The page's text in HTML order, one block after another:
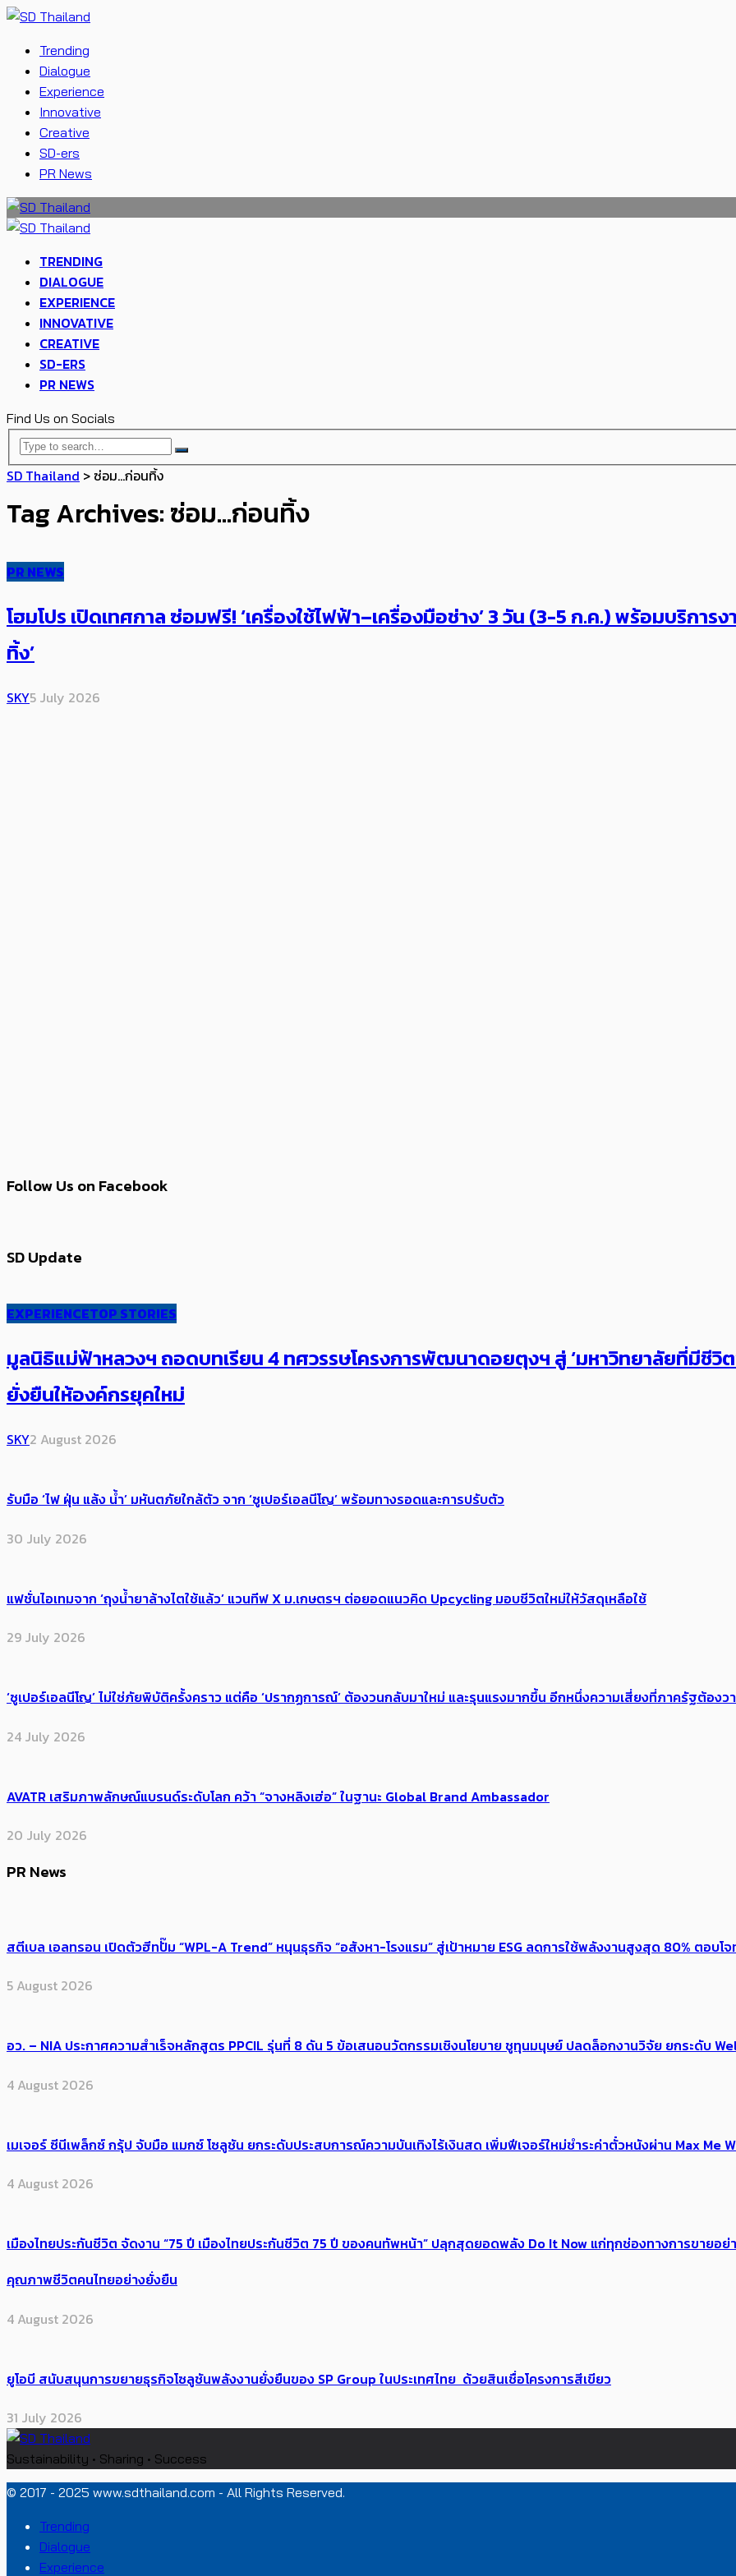
Trending
Dialogue
Experience
Innovative
Creative
SD-ers
PR News
TRENDING
DIALOGUE
EXPERIENCE
INNOVATIVE
CREATIVE
SD-ERS
PR NEWS
Find Us on Socials
SD Thailand > ซ่อม…ก่อนทิ้ง
Tag Archives: ซ่อม…ก่อนทิ้ง
PR NEWS
โฮมโปร เปิด​เทศกาล ซ่อมฟรี! ‘เครื่องใช้ไฟฟ้า–เครื่องมือช่าง’ 3 วัน (3-5 ก.ค.) พร้อมบริกา
ทิ้ง’
SKY5 July 2026
Follow Us on Facebook
SD Update
EXPERIENCETOP STORIES
มูลนิธิแม่ฟ้าหลวงฯ ถอดบทเรียน 4 ทศวรรษโครงการพัฒนาดอยตุงฯ สู่ ‘มหาวิทยาลัยที่มีชี
ยั่งยืนให้องค์กรยุคใหม่
SKY2 August 2026
รับมือ ‘ไฟ ฝุ่น แล้ง น้ำ’ มหันตภัยใกล้ตัว จาก ‘ซูเปอร์เอลนีโญ’ พร้อมทางรอดและการปรับตัว
30 July 2026
แฟชั่นไอเทมจาก ‘ถุงน้ำยาล้างไตใช้แล้ว’ แวนทีฟ X ม.เกษตรฯ ต่อยอดแนวคิด Upcycling มอบชีวิตใหม่ให้วัสดุเหลือใช้
29 July 2026
‘ซูเปอร์เอลนีโญ’ ไม่ใช่ภัยพิบัติครั้งคราว แต่คือ ‘ปรากฏการณ์’ ​ต้อง​วนกลับมาใหม่ และรุนแรงมากขึ้น อีกหนึ่งความเสี่ยงที่ภาครัฐต้อง
24 July 2026
AVATR เสริมภาพลักษณ์แบรนด์ระดับโลก คว้า “จางหลิงเฮ่อ” ในฐานะ Global Brand Ambassador
20 July 2026
PR News
สตีเบล เอลทรอน เปิดตัวฮีทปั๊ม “WPL-A Trend” หนุนธุรกิจ “อสังหา-โรงแรม” สู่เป้าหมาย ESG ลดการใช้พลังงานสูงสุด 80% ตอบโ
5 August 2026
อว. – NIA ประกาศความสำเร็จหลักสูตร PPCIL รุ่นที่ 8 ดัน 5 ข้อเสนอนวัตกรรมเชิงนโยบาย ชูทุนมนุษย์ ปลดล็อกงานวิจัย ยกระดับ
4 August 2026
เมเจอร์ ซีนีเพล็กซ์ กรุ้ป จับมือ แมกซ์ โซลูชัน ยกระดับประสบการณ์ความบันเทิงไร้เงินสด เพิ่มฟีเจอร์ใหม่ชำระค่าตั๋วหนังผ่าน Max
4 August 2026
เมืองไทยประกันชีวิต จัดงาน “75 ปี เมืองไทยประกันชีวิต 75 ปี ของคนทัพหน้า” ปลุกสุดยอดพลัง Do It Now แก่ทุกช่องทางการขาย
คุณภาพชีวิตคนไทยอย่างยั่งยืน
4 August 2026
ยูโอบี สนับสนุนการขยายธุรกิจโซลูชันพลังงานยั่งยืนของ SP Group ในประเทศไทย ด้วยสินเชื่อโครงการสีเขียว
31 July 2026
Sustainability • Sharing • Success
© 2017 - 2025 www.sdthailand.com - All Rights Reserved.
Trending
Dialogue
Experience